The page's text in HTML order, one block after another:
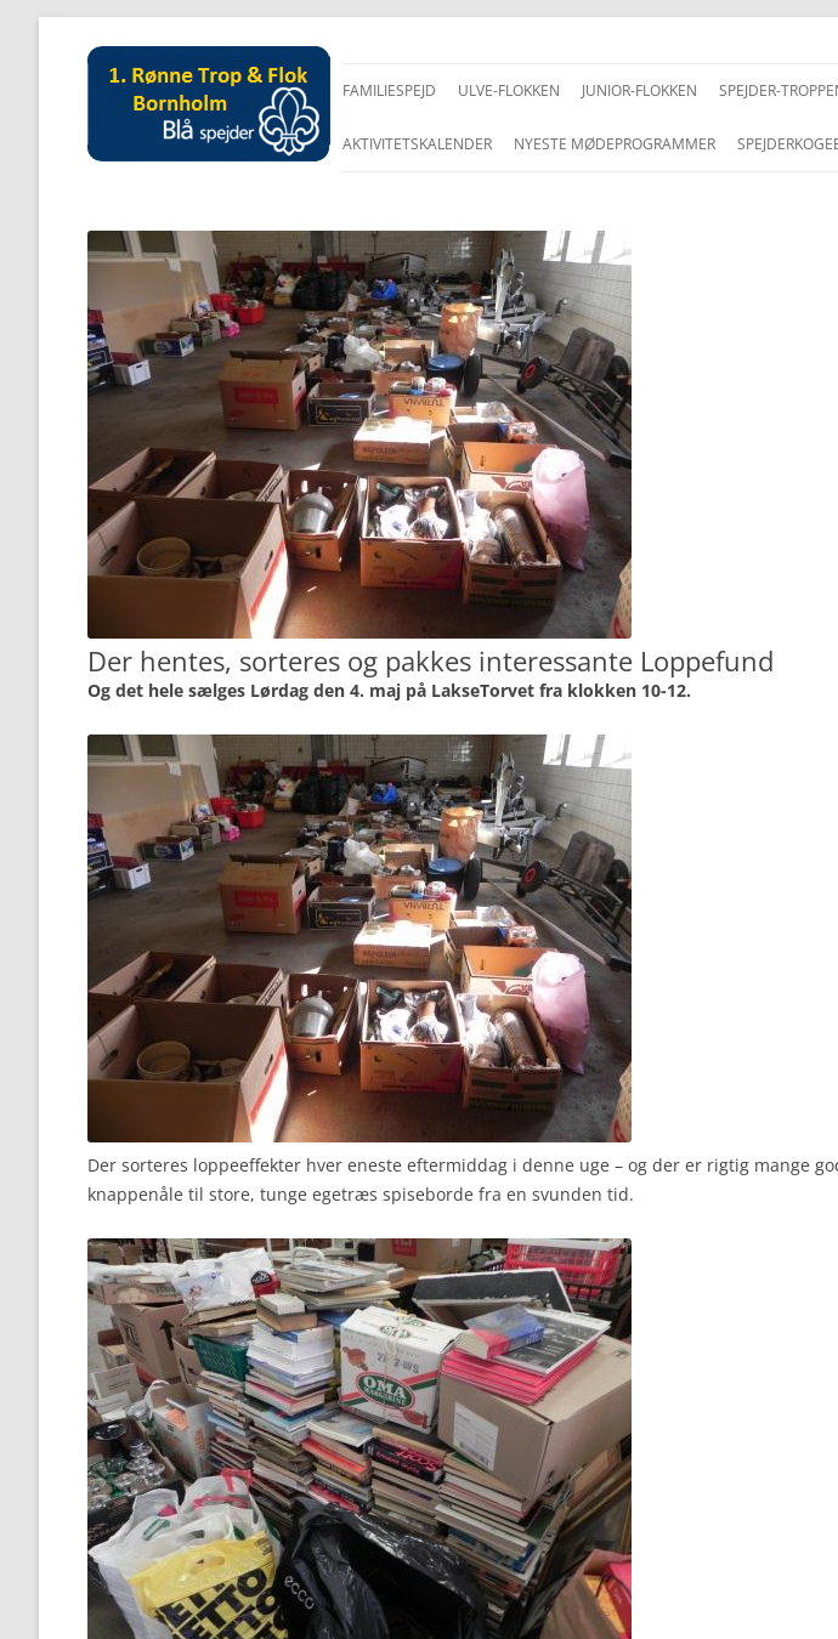
FAMILIESPEJD ULVE-FLOKKEN JUNIOR-FLOKKEN SPEJDER-
AKTIVITETSKALENDER NYESTE MØDEPROGRAMMER
Der hentes, sorteres og pakkes interessante Loppefund
Og det hele sælges Lørdag den 4. maj på LakseTorvet fra klokken 10-12.
Der sorteres loppeeffekter hver eneste eftermiddag i denne uge – og der er rigtig mange
knappenåle til store, tunge egetræs spiseborde fra en svunden tid.